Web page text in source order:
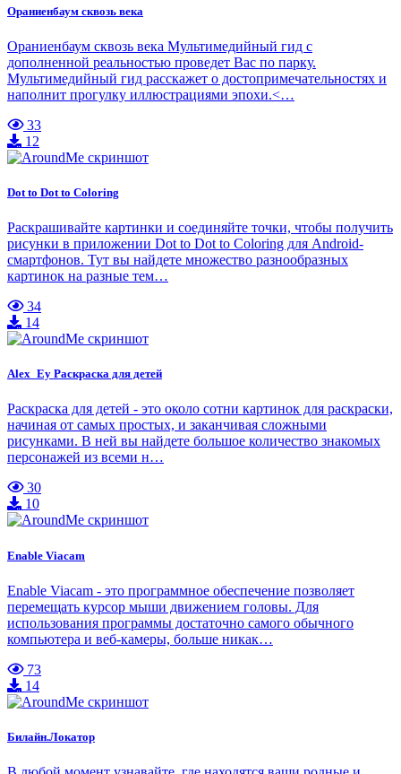
Ораниенбаум сквозь века
Ораниенбаум сквозь века Мультимедийный гид с
дополненной реальностью проведет Вас по парку.
Мультимедийный гид расскажет о достопримечательностях и
наполнит прогулку иллюстрациями эпохи.<…
33
12
Dot to Dot to Coloring
Раскрашивайте картинки и соединяйте точки, чтобы получить
рисунки в приложении Dot to Dot to Coloring для Android-
смартфонов. Тут вы найдете множество разнообразных
картинок на разные тем…
34
14
Alex_Ey Раскраска для детей
Раскраска для детей - это около сотни картинок для раскраски,
начиная от самых простых, и заканчивая сложными
рисунками. В ней вы найдете большое количество знакомых
персонажей из всеми н…
30
10
Enable Viacam
Enable Viacam - это программное обеспечение позволяет
перемещать курсор мыши движением головы. Для
использования программы достаточно самого обычного
компьютера и веб-камеры, больше никак…
73
14
Билайн.Локатор